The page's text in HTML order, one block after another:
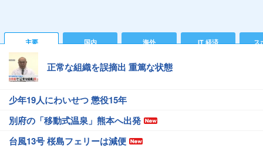
主要 国内 海外 IT 経済 ス
正常な組織を誤摘出 重篤な状態
少年19人にわいせつ 懲役15年
別府の「移動式温泉」熊本へ出発
台風13号 桜島フェリーは減便